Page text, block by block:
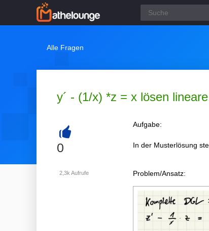
Alle Fragen
y´ - (1/x) *z = x lösen
+
0
2,3k Aufrufe
Aufgabe:
In der Musterlösung
Problem/Ansatz: